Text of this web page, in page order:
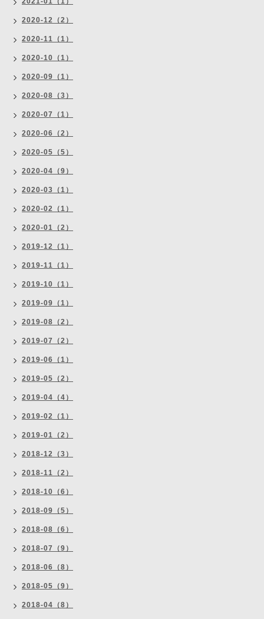
2020-12（2）
2020-11（1）
2020-10（1）
2020-09（1）
2020-08（3）
2020-07（1）
2020-06（2）
2020-05（5）
2020-04（9）
2020-03（1）
2020-02（1）
2020-01（2）
2019-12（1）
2019-11（1）
2019-10（1）
2019-09（1）
2019-08（2）
2019-07（2）
2019-06（1）
2019-05（2）
2019-04（4）
2019-02（1）
2019-01（2）
2018-12（3）
2018-11（2）
2018-10（6）
2018-09（5）
2018-08（6）
2018-07（9）
2018-06（8）
2018-05（9）
2018-04（8）